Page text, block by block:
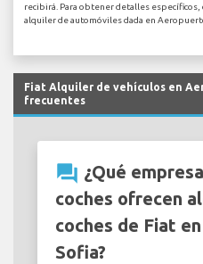
recibirá. Para obtener detalles
alquiler de automóviles dada en
Fiat Alquiler de vehículos en
frecuentes
question_answer ¿Qué
coches ofrecen
coches de Fiat
Sofia?